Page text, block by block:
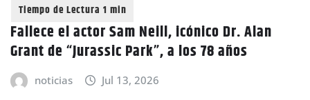
Fallece el actor Sam Neill, icónico Dr. Alan
Grant de “Jurassic Park”, a los 78 años
noticias Jul 13, 2026